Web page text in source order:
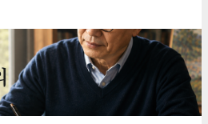
식품 기업의 소송전, 시니어의 식탁